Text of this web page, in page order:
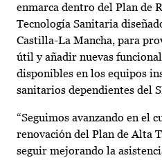
enmarca dentro del Plan de
Tecnología Sanitaria
Castilla-La Mancha, para
útil y añadir nuevas
disponibles en los equipos
sanitarios dependientes del
“Seguimos avanzando en el
renovación del Plan de Alta
seguir mejorando la